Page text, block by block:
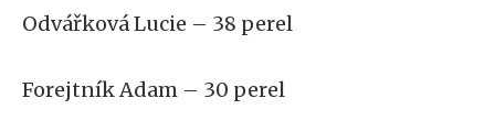
Odvářková Lucie – 38 perel
Forejtník Adam – 30 perel